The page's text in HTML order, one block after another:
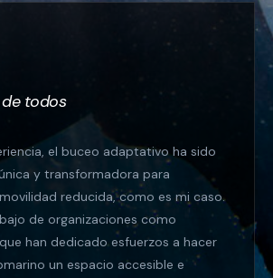
todos
el buceo adaptativo ha sido
y transformadora para
reducida, como es mi caso.
de organizaciones como
han dedicado esfuerzos a hacer
un espacio accesible e